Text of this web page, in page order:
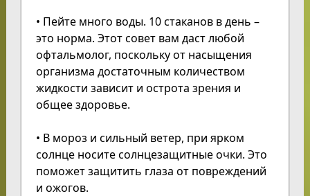
• Пейте много воды. 10 стаканов в день –
это норма. Этот совет вам даст любой
офтальмолог, поскольку от насыщения
организма достаточным количеством
жидкости зависит и острота зрения и
общее здоровье.
• В мороз и сильный ветер, при ярком
солнце носите солнцезащитные очки. Это
поможет защитить глаза от повреждений
и ожогов.